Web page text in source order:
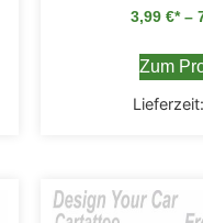
3,99 € –
Zum